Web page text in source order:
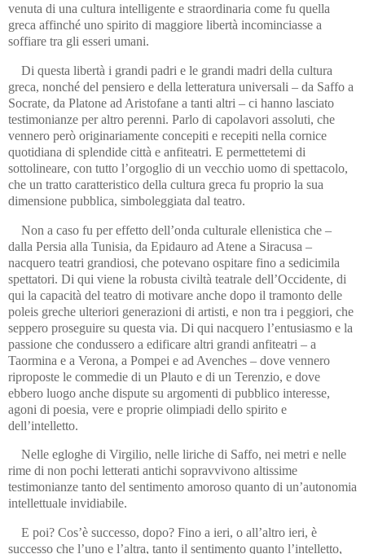
venuta di una cultura intelligente e straordinaria come fu quella
greca affinché uno spirito di maggiore libertà incominciasse a
soffiare tra gli esseri umani.
Di questa libertà i grandi padri e le grandi madri della cultura
greca, nonché del pensiero e della letteratura universali – da Saffo a
Socrate, da Platone ad Aristofane a tanti altri – ci hanno lasciato
testimonianze per altro perenni. Parlo di capolavori assoluti, che
vennero però originariamente concepiti e recepiti nella cornice
quotidiana di splendide città e anfiteatri. E permettetemi di
sottolineare, con tutto l’orgoglio di un vecchio uomo di spettacolo,
che un tratto caratteristico della cultura greca fu proprio la sua
dimensione pubblica, simboleggiata dal teatro.
Non a caso fu per effetto dell’onda culturale ellenistica che –
dalla Persia alla Tunisia, da Epidauro ad Atene a Siracusa –
nacquero teatri grandiosi, che potevano ospitare fino a sedicimila
spettatori. Di qui viene la robusta civiltà teatrale dell’Occidente, di
qui la capacità del teatro di motivare anche dopo il tramonto delle
poleis greche ulteriori generazioni di artisti, e non tra i peggiori, che
seppero proseguire su questa via. Di qui nacquero l’entusiasmo e la
passione che condussero a edificare altri grandi anfiteatri – a
Taormina e a Verona, a Pompei e ad Avenches – dove vennero
riproposte le commedie di un Plauto e di un Terenzio, e dove
ebbero luogo anche dispute su argomenti di pubblico interesse,
agoni di poesia, vere e proprie olimpiadi dello spirito e
dell’intelletto.
Nelle egloghe di Virgilio, nelle liriche di Saffo, nei metri e nelle
rime di non pochi letterati antichi sopravvivono altissime
testimonianze tanto del sentimento amoroso quanto di un’autonomia
intellettuale invidiabile.
E poi? Cos’è successo, dopo? Fino a ieri, o all’altro ieri, è
successo che l’uno e l’altra, tanto il sentimento quanto l’intelletto,